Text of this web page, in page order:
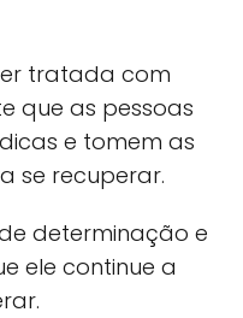
tratada com
que as pessoas
e tomem as
se recuperar.
determinação e
ele continue a